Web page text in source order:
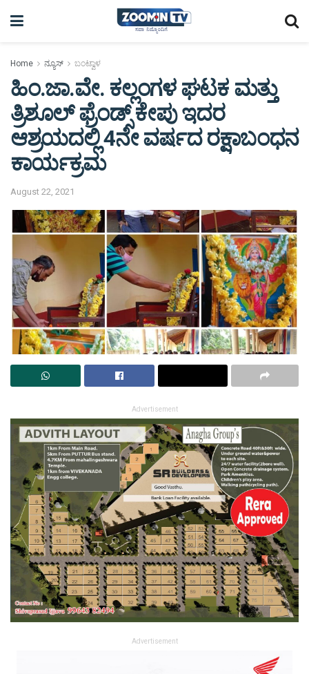
Home ನ್ಯೂಸ್ ಬಂಟ್ವಾಳ
ಹಿಂ.ಜಾ.ವೇ. ಕಲ್ಲಂಗಳ ಘಟಕ ಮತ್ತು
ತ್ರಿಶೂಲ್ ಫ್ರೆಂಡ್ಸ್ ಕೇಪು ಇದರ
ಆಶ್ರಯದಲ್ಲಿ 4ನೇ ವರ್ಷದ ರಕ್ಷಾಬಂಧನ
ಕಾರ್ಯಕ್ರಮ
August 22, 2021
Advertisement
Advertisement